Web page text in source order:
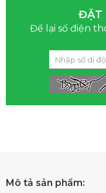
ĐẶT
Để lại số điện
Mô tả sản phẩm: